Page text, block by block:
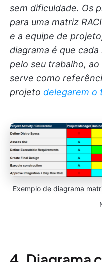
sem dificuldade. Os
para uma matriz
e a equipe de
diagrama é que
pelo seu trabalho,
serve como
projeto delegarem o
Exemplo de diagrama